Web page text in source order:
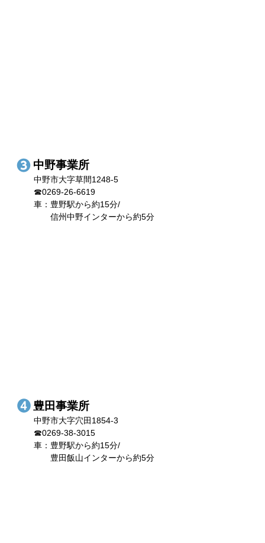
中野事業所
中野市大字草間1248-5
☎0269-26-6619
車：豊野駅から約15分/
信州中野インターから約5分
豊田事業所
中野市大字穴田1854-3
☎0269-38-3015
車：豊野駅から約15分/
豊田飯山インターから約5分